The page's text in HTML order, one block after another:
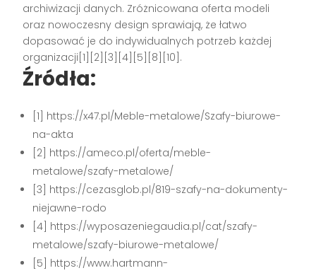
archiwizacji danych. Zróżnicowana oferta modeli
oraz nowoczesny design sprawiają, że łatwo
dopasować je do indywidualnych potrzeb każdej
organizacji[1][2][3][4][5][8][10].
Źródła:
[1] https://x47.pl/Meble-metalowe/Szafy-biurowe-
na-akta
[2] https://ameco.pl/oferta/meble-
metalowe/szafy-metalowe/
[3] https://cezasglob.pl/819-szafy-na-dokumenty-
niejawne-rodo
[4] https://wyposazeniegaudia.pl/cat/szafy-
metalowe/szafy-biurowe-metalowe/
[5] https://www.hartmann-